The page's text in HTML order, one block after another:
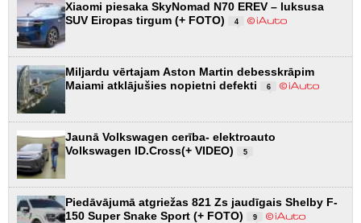
Xiaomi piesaka SkyNomad N70 EREV – luksusa
SUV Eiropas tirgum (+ FOTO)
4
Miljardu vērtajam Aston Martin debesskrāpim
Maiami atklājušies nopietni defekti
6
Jaunā Volkswagen cerība- elektroauto
Volkswagen ID.Cross(+ VIDEO)
5
Piedāvājumā atgriežas 821 Zs jaudīgais Shelby F-
150 Super Snake Sport (+ FOTO)
9